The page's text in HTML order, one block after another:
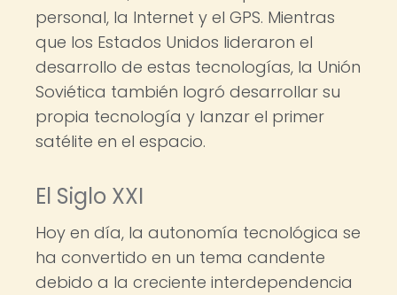
personal, la Internet y el GPS. Mientras
que los Estados Unidos lideraron el
desarrollo de estas tecnologías, la Unión
Soviética también logró desarrollar su
propia tecnología y lanzar el primer
satélite en el espacio.
El Siglo XXI
Hoy en día, la autonomía tecnológica se
ha convertido en un tema candente
debido a la creciente interdependencia